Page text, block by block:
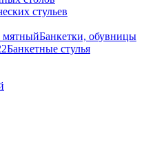
стульев
Банкетки, обувницы
Банкетные стулья